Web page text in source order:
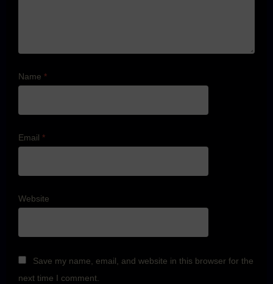
Name *
Email *
Website
Save my name, email, and website in this browser for the
next time I comment.